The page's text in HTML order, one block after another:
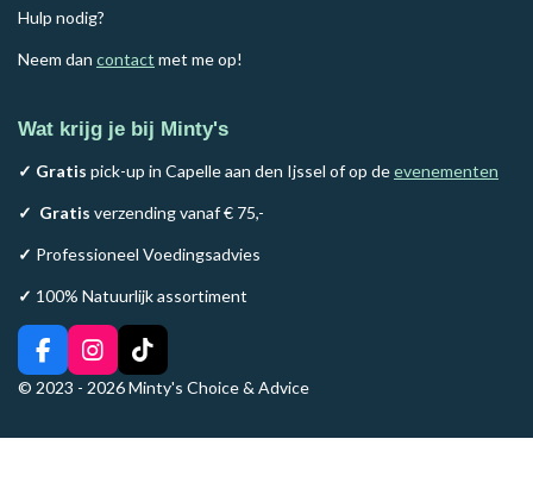
Hulp nodig?
Neem dan contact met me op!
Wat krijg je bij Minty's
✓ Gratis pick-up in Capelle aan den Ijssel of op deevenementen
✓ Gratis verzending vanaf € 75,-
✓ Professioneel Voedingsadvies
✓ 100% Natuurlijk assortiment
F
a
I
n
T
i
© 2023 - 2026 Minty's Choice & Advice